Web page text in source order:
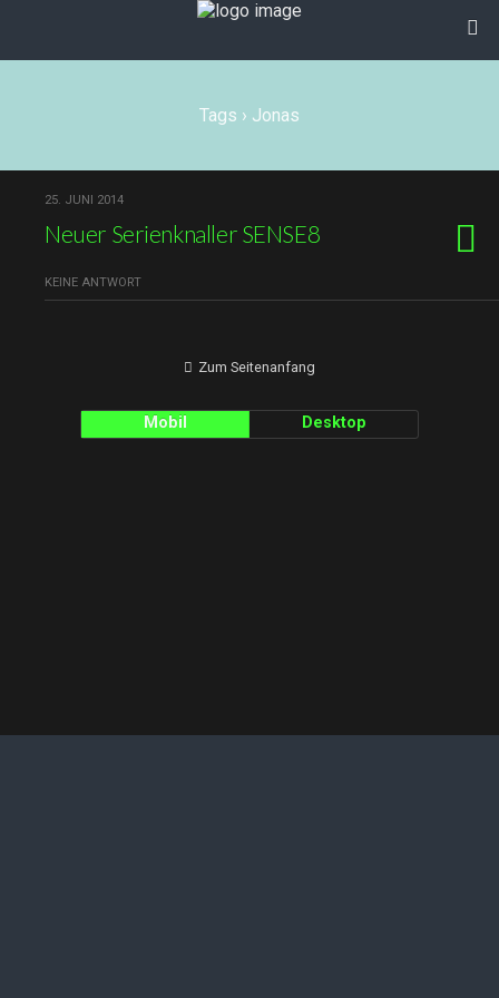
Tags › Jonas
25. JUNI 2014
Neuer Serienknaller SENSE8
KEINE ANTWORT
Zum Seitenanfang
Mobil Desktop